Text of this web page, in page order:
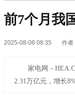
前7个月我
2025-08-08 08:35 作者
家电网－
2.31万亿元，增长